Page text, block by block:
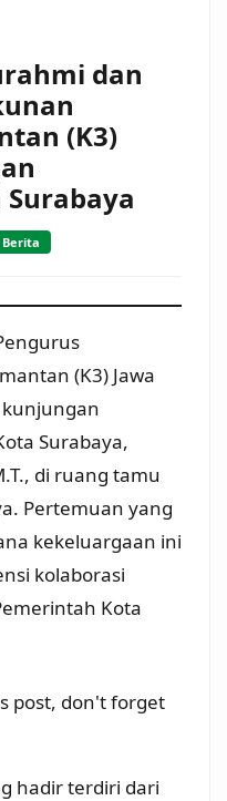
dan
(K3)
Berita
(K3) Jawa
Surabaya,
di ruang tamu
Pertemuan yang
kekeluargaan ini
kolaborasi
Kota
post, don't forget
hadir terdiri dari